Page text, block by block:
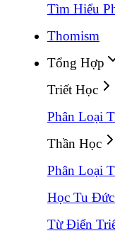
Tìm Hiểu
Thomism
Tổng Hợp
Triết Học
Phân Loại
Thần Học
Phân Loại
Học Tu Đức
Từ Điển